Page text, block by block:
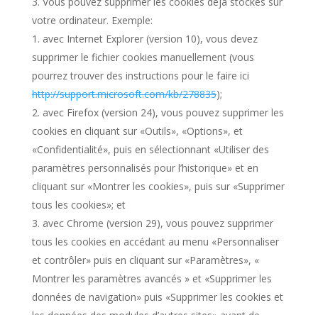
votre ordinateur. Exemple:
avec Internet Explorer (version 10), vous devez
supprimer le fichier cookies manuellement (vous
pourrez trouver des instructions pour le faire ici
http://support.microsoft.com/kb/278835);
avec Firefox (version 24), vous pouvez supprimer les
cookies en cliquant sur «Outils», «Options», et
«Confidentialité», puis en sélectionnant «Utiliser des
paramètres personnalisés pour l’historique» et en
cliquant sur «Montrer les cookies», puis sur «Supprimer
tous les cookies»; et
avec Chrome (version 29), vous pouvez supprimer
tous les cookies en accédant au menu «Personnaliser
et contrôler» puis en cliquant sur «Paramètres», «
Montrer les paramètres avancés » et «Supprimer les
données de navigation» puis «Supprimer les cookies et